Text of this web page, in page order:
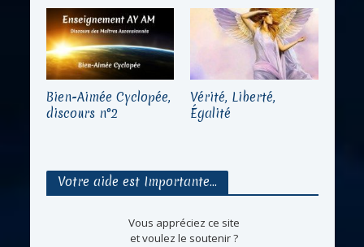
Bien-Aimée Cyclopée,
discours n°2
Vérité, Liberté,
Égalité
Votre aide est Importante…
Vous appréciez ce site
et voulez le soutenir ?